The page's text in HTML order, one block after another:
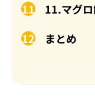
11.マグ
まとめ